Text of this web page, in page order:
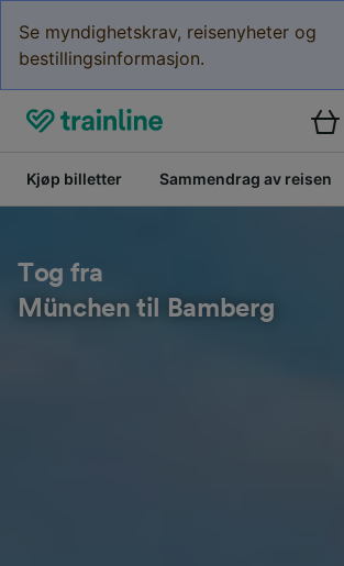
Se myndighetskrav, reisenyheter og
bestillingsinformasjon.
Kjøp billetter Sammendrag av reisen
Tog fra
München til Bamberg